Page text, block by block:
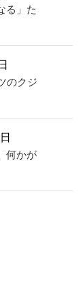
る」た
のクジ
何かが